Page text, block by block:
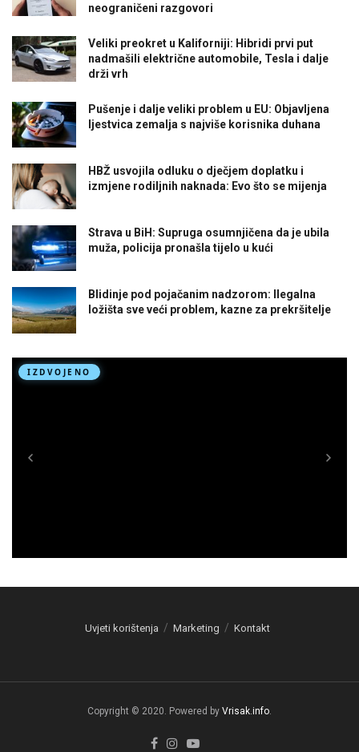
neograničeni razgovori
Veliki preokret u Kaliforniji: Hibridi prvi put
nadmašili električne automobile, Tesla i dalje
drži vrh
Pušenje i dalje veliki problem u EU: Objavljena
ljestvica zemalja s najviše korisnika duhana
HBŽ usvojila odluku o dječjem doplatku i
izmjene rodiljnih naknada: Evo što se mijenja
Strava u BiH: Supruga osumnjičena da je ubila
muža, policija pronašla tijelo u kući
Blidinje pod pojačanim nadzorom: Ilegalna
ložišta sve veći problem, kazne za prekršitelje
Uvjeti korištenja Marketing Kontakt
Copyright © 2020. Powered by Vrisak.info